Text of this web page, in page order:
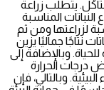
يتطلب زراعة
النباتات المناسبة
لزراعتها ومن ثم
نتاجًا جماليًا يزين
وبالإضافة إلى
درجات الحرارة
وبالتالي، فإن